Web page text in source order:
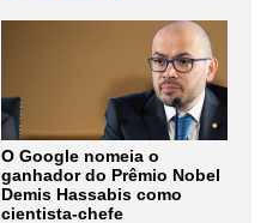
O Google nomeia o
ganhador do Prêmio Nobel
Demis Hassabis como
cientista-chefe